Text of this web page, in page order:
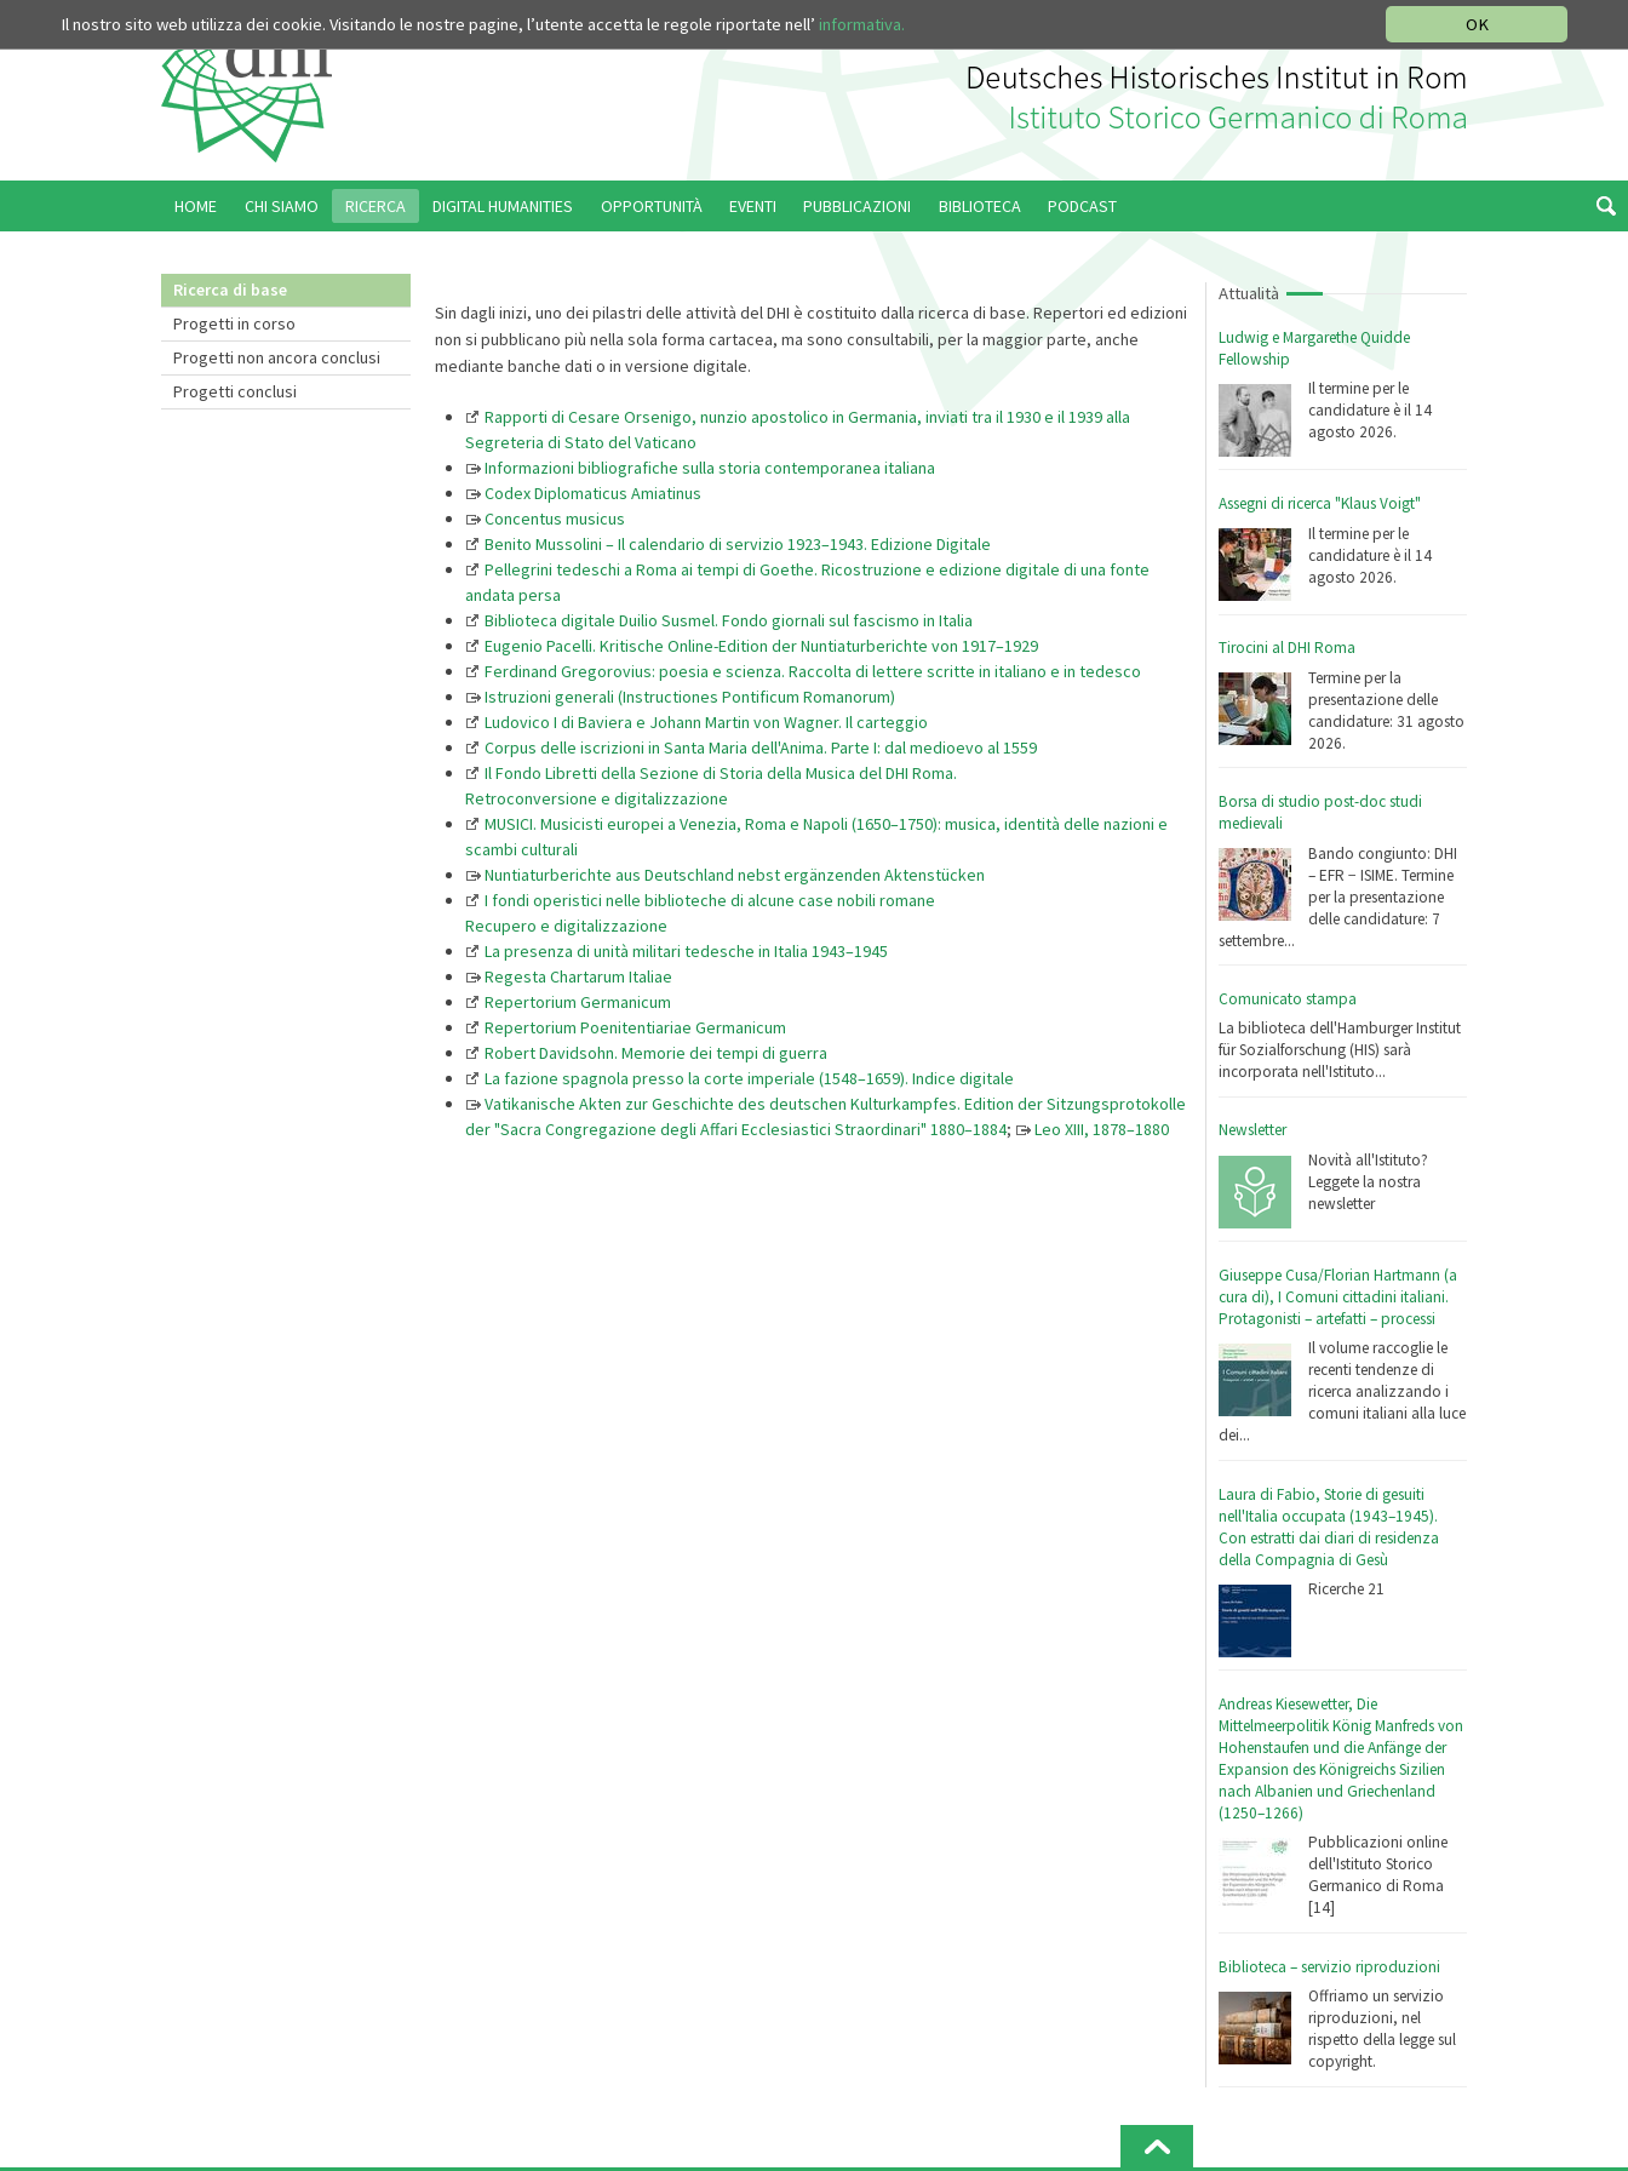
OK
Il nostro sito web utilizza dei cookie. Visitando le nostre pagine, l’utente accetta le regole riportate nell’ informativa.
Ricerca di base
Progetti in corso
Progetti non ancora conclusi
Progetti conclusi
Attualità
Ludwig e Margarethe Quidde
Fellowship
Il termine per le
candidature è il 14
agosto 2026.
Assegni di ricerca "Klaus Voigt"
Il termine per le
candidature è il 14
agosto 2026.
Tirocini al DHI Roma
Termine per la
presentazione delle
candidature: 31 agosto
2026.
Borsa di studio post-doc studi
medievali
Bando congiunto: DHI
– EFR − ISIME. Termine
per la presentazione
delle candidature: 7
settembre...
Comunicato stampa
La biblioteca dell'Hamburger Institut
für Sozialforschung (HIS) sarà
incorporata nell'Istituto...
Newsletter
Novità all'Istituto?
Leggete la nostra
newsletter
Giuseppe Cusa/Florian Hartmann (a
cura di), I Comuni cittadini italiani.
Protagonisti – artefatti – processi
Il volume raccoglie le
recenti tendenze di
ricerca analizzando i
comuni italiani alla luce
dei...
Laura di Fabio, Storie di gesuiti
nell'Italia occupata (1943–1945).
Con estratti dai diari di residenza
della Compagnia di Gesù
Ricerche 21
Andreas Kiesewetter, Die
Mittelmeerpolitik König Manfreds von
Hohenstaufen und die Anfänge der
Expansion des Königreichs Sizilien
nach Albanien und Griechenland
(1250–1266)
Pubblicazioni online
dell'Istituto Storico
Germanico di Roma
[14]
Biblioteca – servizio riproduzioni
Offriamo un servizio
riproduzioni, nel
rispetto della legge sul
copyright.
Sin dagli inizi, uno dei pilastri delle attività del DHI è costituito dalla ricerca di base. Repertori ed edizioni
non si pubblicano più nella sola forma cartacea, ma sono consultabili, per la maggior parte, anche
mediante banche dati o in versione digitale.
Rapporti di Cesare Orsenigo, nunzio apostolico in Germania, inviati tra il 1930 e il 1939 alla
Segreteria di Stato del Vaticano
Informazioni bibliografiche sulla storia contemporanea italiana
Codex Diplomaticus Amiatinus
Concentus musicus
Benito Mussolini – Il calendario di servizio 1923–1943. Edizione Digitale
Pellegrini tedeschi a Roma ai tempi di Goethe. Ricostruzione e edizione digitale di una fonte
andata persa
Biblioteca digitale Duilio Susmel. Fondo giornali sul fascismo in Italia
Eugenio Pacelli. Kritische Online-Edition der Nuntiaturberichte von 1917–1929
Ferdinand Gregorovius: poesia e scienza. Raccolta di lettere scritte in italiano e in tedesco
Istruzioni generali (Instructiones Pontificum Romanorum)
Ludovico I di Baviera e Johann Martin von Wagner. Il carteggio
Corpus delle iscrizioni in Santa Maria dell'Anima. Parte I: dal medioevo al 1559
Il Fondo Libretti della Sezione di Storia della Musica del DHI Roma.
Retroconversione e digitalizzazione
MUSICI. Musicisti europei a Venezia, Roma e Napoli (1650–1750): musica, identità delle nazioni e
scambi culturali
Nuntiaturberichte aus Deutschland nebst ergänzenden Aktenstücken
I fondi operistici nelle biblioteche di alcune case nobili romane
Recupero e digitalizzazione
La presenza di unità militari tedesche in Italia 1943–1945
Regesta Chartarum Italiae
Repertorium Germanicum
Repertorium Poenitentiariae Germanicum
Robert Davidsohn. Memorie dei tempi di guerra
La fazione spagnola presso la corte imperiale (1548–1659). Indice digitale
Vatikanische Akten zur Geschichte des deutschen Kulturkampfes. Edition der Sitzungsprotokolle
der "Sacra Congregazione degli Affari Ecclesiastici Straordinari" 1880–1884; Leo XIII, 1878–1880
HOME CHI SIAMO RICERCA DIGITAL HUMANITIES OPPORTUNITÀ EVENTI PUBBLICAZIONI BIBLIOTECA PODCAST